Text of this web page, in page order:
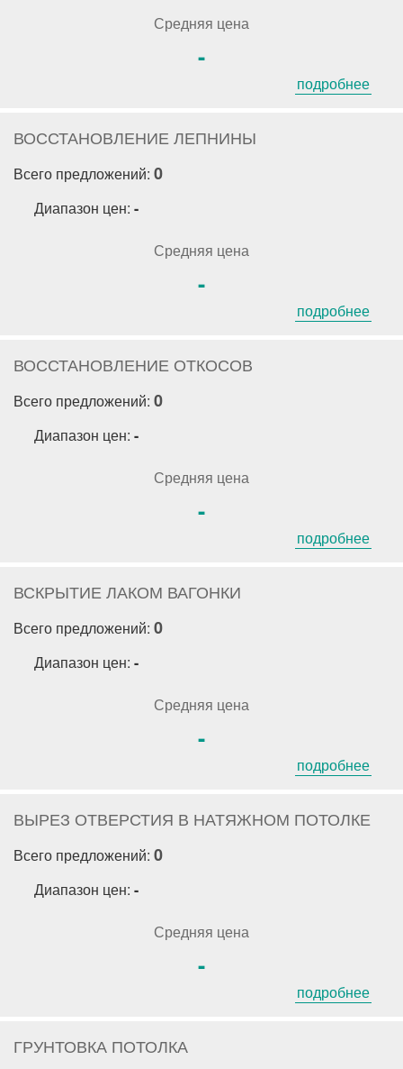
Средняя цена
-
подробнее
ВОССТАНОВЛЕНИЕ ЛЕПНИНЫ
Всего предложений: 0
Диапазон цен: -
Средняя цена
-
подробнее
ВОССТАНОВЛЕНИЕ ОТКОСОВ
Всего предложений: 0
Диапазон цен: -
Средняя цена
-
подробнее
ВСКРЫТИЕ ЛАКОМ ВАГОНКИ
Всего предложений: 0
Диапазон цен: -
Средняя цена
-
подробнее
ВЫРЕЗ ОТВЕРСТИЯ В НАТЯЖНОМ ПОТОЛКЕ
Всего предложений: 0
Диапазон цен: -
Средняя цена
-
подробнее
ГРУНТОВКА ПОТОЛКА